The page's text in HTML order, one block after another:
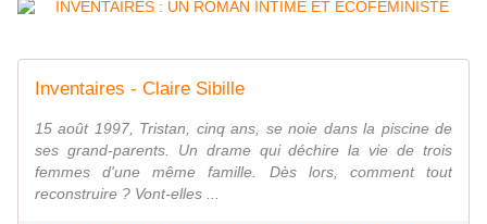
Inventaires - Claire Sibille
15 août 1997, Tristan, cinq ans, se noie dans la piscine de
ses grand-parents. Un drame qui déchire la vie de trois
femmes d'une même famille. Dès lors, comment tout
reconstruire ? Vont-elles ...